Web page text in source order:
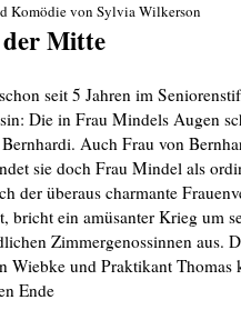
Komödie von Sylvia Wilkerson
Mitte
seit 5 Jahren im
Die in Frau Mindels Augen
Auch Frau von
sie doch Frau Mindel als
der überaus charmante
bricht ein amüsanter Krieg um
Zimmergenossinnen aus.
Wiebke und Praktikant
Ende